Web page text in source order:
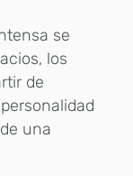
se
los
de
una